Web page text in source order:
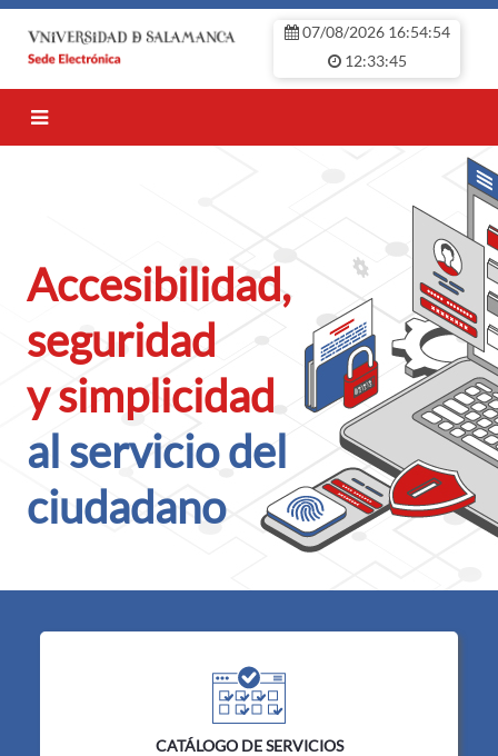
07/08/2026 16:54:55
12:33:45
Accesibilidad,
seguridad
y simplicidad
al servicio del
ciudadano
CATÁLOGO DE SERVICIOS